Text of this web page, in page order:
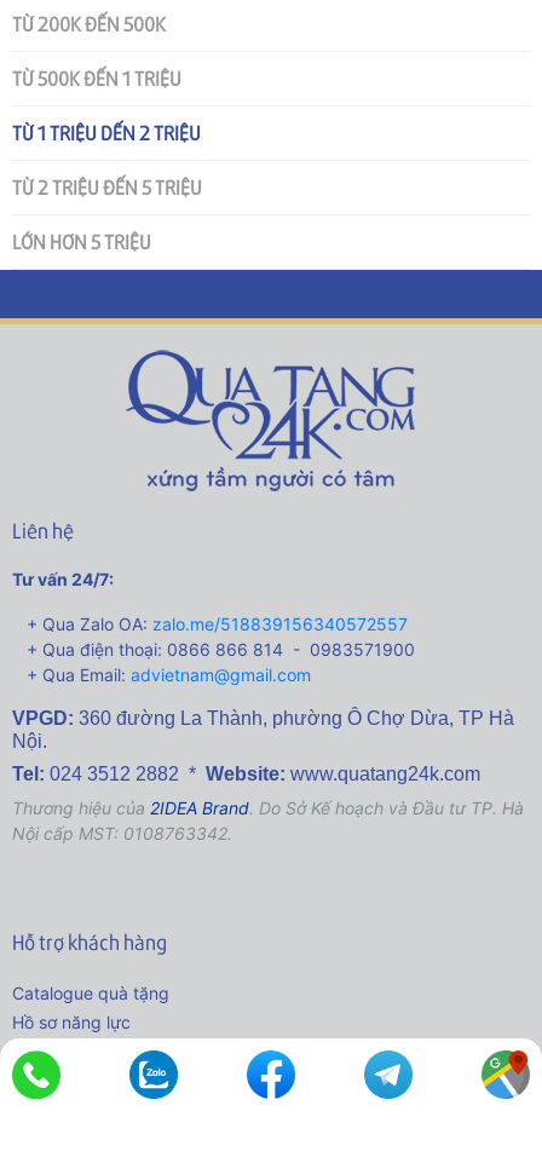
TỪ 200K ĐẾN 500K
TỪ 500K ĐẾN 1 TRIỆU
TỪ 1 TRIỆU DẾN 2 TRIỆU
TỪ 2 TRIỆU ĐẾN 5 TRIỆU
LỚN HƠN 5 TRIỆU
Liên hệ
Tư vấn 24/7:
+ Qua Zalo OA: zalo.me/518839156340572557
+ Qua điện thoại: 0866 866 814 - 0983571900
+ Qua Email: advietnam@gmail.com
VPGD: 360 đường La Thành, phường Ô Chợ Dừa, TP Hà
Nội.
Tel: 024 3512 2882 * Website: www.quatang24k.com
Thương hiệu của 2IDEA Brand. Do Sở Kế hoạch và Đầu tư TP. Hà
Nội cấp MST: 0108763342.
Hỗ trợ khách hàng
Catalogue quà tặng
Hồ sơ năng lực
Phương thức đặt hàng
Đóng gói và vận chuyển